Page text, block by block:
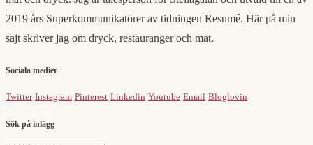
2019 års Superkommunikatörer av tidningen Resumé. Här på min
sajt skriver jag om dryck, restauranger och mat.
Sociala medier
Twitter Instagram Pinterest Linkedin Youtube Email Bloglovin
Sök på inlägg